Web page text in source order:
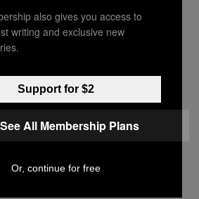
per raggiungere
secondo la scienza
uomini tolgono il
durante il sesso
also gives you access to
writing and exclusive new
Support for $2
See All Membership Plans
Or, continue for free